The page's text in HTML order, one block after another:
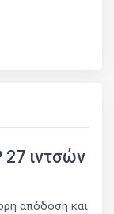
27 ιντσών
απόδοση και